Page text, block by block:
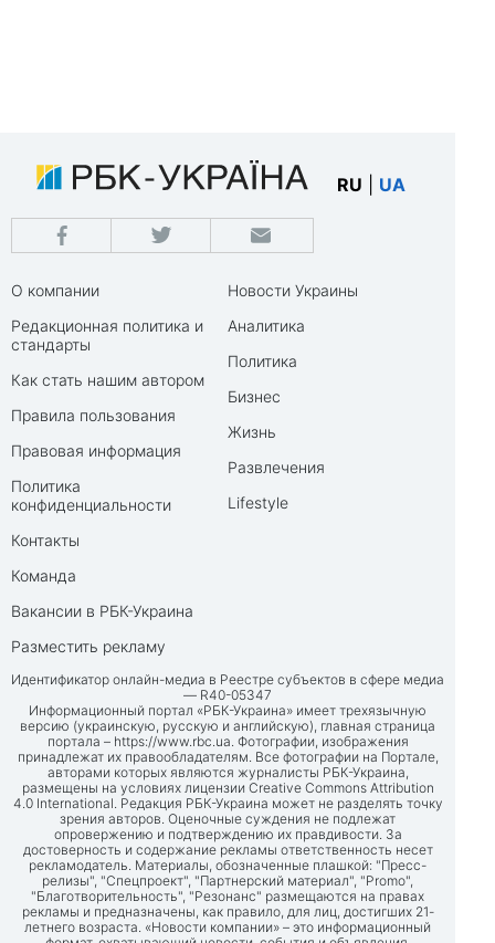
RU UA
О компании
Редакционная политика и
стандарты
Как стать нашим автором
Правила пользования
Правовая информация
Политика
конфиденциальности
Контакты
Команда
Вакансии в РБК-Украина
Разместить рекламу
Новости Украины
Аналитика
Политика
Бизнес
Жизнь
Развлечения
Lifestyle
Идентификатор онлайн-медиа в Реестре субъектов в сфере медиа
— R40-05347
Информационный портал «РБК-Украина» имеет трехязычную
версию (украинскую, русскую и английскую), главная страница
портала – https://www.rbc.ua. Фотографии, изображения
принадлежат их правообладателям. Все фотографии на Портале,
авторами которых являются журналисты РБК-Украина,
размещены на условиях лицензии Creative Commons Attribution
4.0 International. Редакция РБК-Украина может не разделять точку
зрения авторов. Оценочные суждения не подлежат
опровержению и подтверждению их правдивости. За
достоверность и содержание рекламы ответственность несет
рекламодатель. Материалы, обозначенные плашкой: "Пресс-
релизы", "Спецпроект", "Партнерский материал", "Promo",
"Благотворительность", "Резонанс" размещаются на правах
рекламы и предназначены, как правило, для лиц, достигших 21-
летнего возраста. «Новости компании» – это информационный